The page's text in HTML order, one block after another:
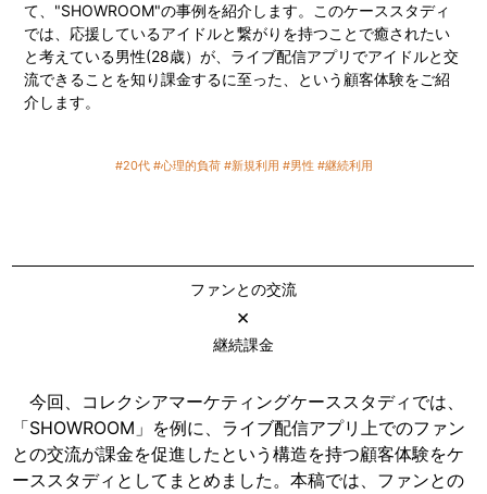
て、"SHOWROOM"の事例を紹介します。このケーススタディ
では、応援しているアイドルと繋がりを持つことで癒されたい
と考えている男性(28歳）が、ライブ配信アプリでアイドルと交
流できることを知り課金するに至った、という顧客体験をご紹
介します。
#20代 #心理的負荷 #新規利用 #男性 #継続利用
ファンとの交流
×
継続課金
今回、コレクシアマーケティングケーススタディでは、
「SHOWROOM」を例に、ライブ配信アプリ上でのファン
との交流が課金を促進したという構造を持つ顧客体験をケ
ーススタディとしてまとめました。本稿では、ファンとの